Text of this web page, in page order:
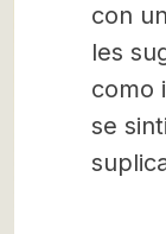
con
les
como
se